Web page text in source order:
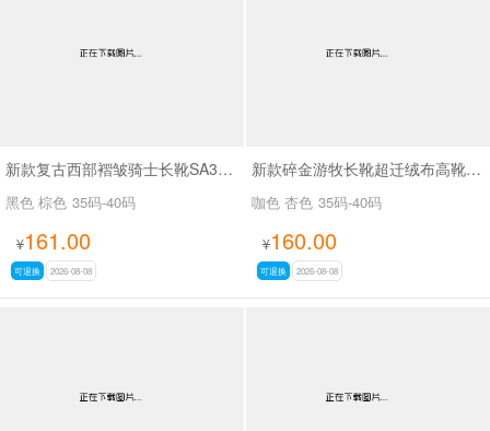
新款复古西部褶皱骑士长靴SA33037
黑色 棕色 35码-40码
¥161.00
可退换 2026-08-08
新款碎金游牧长靴超迁绒布高靴SA33035
咖色 杏色 35码-40码
¥160.00
可退换 2026-08-08